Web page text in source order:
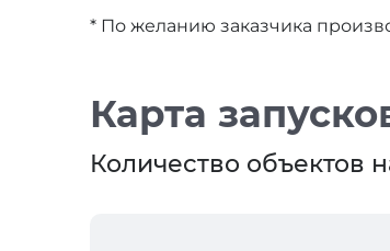
* По желанию заказчика
Карта
Количество объектов